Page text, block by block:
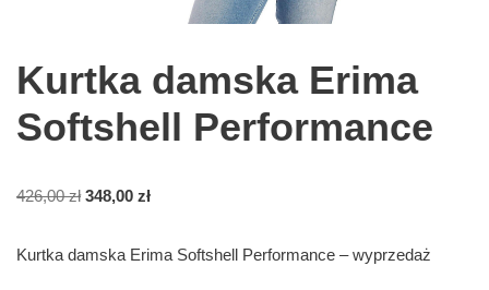
Kurtka damska Erima
Softshell Performance
426,00zł 348,00 zł
Kurtka damska Erima Softshell Performance – wyprzedaż